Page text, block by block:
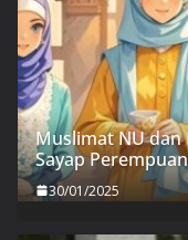
Muslimat NU dan
Sayap
30/01/2025